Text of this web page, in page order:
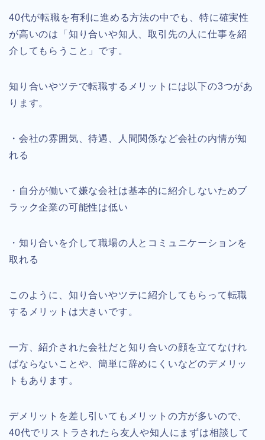
40代が転職を有利に進める方法の中でも、特に確実性
が高いのは「知り合いや知人、取引先の人に仕事を紹
介してもらうこと」です。
知り合いやツテで転職するメリットには以下の3つがあ
ります。
・会社の雰囲気、待遇、人間関係など会社の内情が知
れる
・自分が働いて嫌な会社は基本的に紹介しないためブ
ラック企業の可能性は低い
・知り合いを介して職場の人とコミュニケーションを
取れる
このように、知り合いやツテに紹介してもらって転職
するメリットは大きいです。
一方、紹介された会社だと知り合いの顔を立てなけれ
ばならないことや、簡単に辞めにくいなどのデメリッ
トもあります。
デメリットを差し引いてもメリットの方が多いので、
40代でリストラされたら友人や知人にまずは相談して